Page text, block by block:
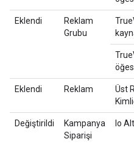
Eklendi
Reklam
Grubu
Eklendi Reklam
Üst
Değiştirildi
Kampanya
Siparişi
Io